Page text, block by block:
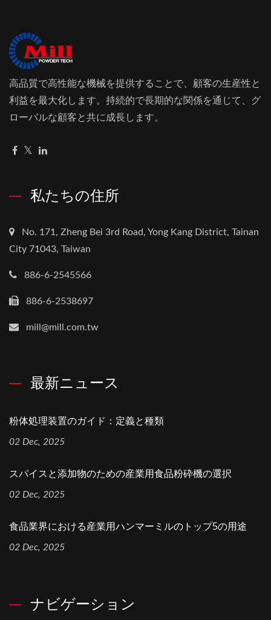
高品質で高性能な機械を提供することで、顧客の生産性と
利益を最大化します。持続的で長期的な関係を通じて、グ
ローバルな顧客と共に成長します。
私たちの住所
No. 171, Zheng Bei 3rd Road, Yong Kang District, Tainan
City 71043, Taiwan
886-6-2545566
886-6-2538697
mill@mill.com.tw
最新ニュース
粉体処理装置のガイド：定義と種類
02 Dec, 2025
スパイスと添加物のための産業用食品粉砕機の選択
02 Dec, 2025
食品業界における産業用ハンマーミルのトップ5の用途
02 Dec, 2025
ナビゲーション